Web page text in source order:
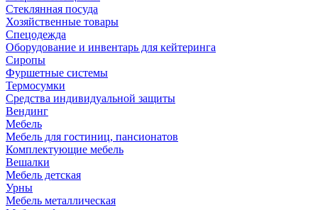
Стеклянная посуда
Хозяйственные товары
Спецодежда
Оборудование и инвентарь для кейтеринга
Сиропы
Фуршетные системы
Термосумки
Средства индивидуальной защиты
Вендинг
Мебель
Мебель для гостиниц, пансионатов
Комплектующие мебель
Вешалки
Мебель детская
Урны
Мебель металлическая